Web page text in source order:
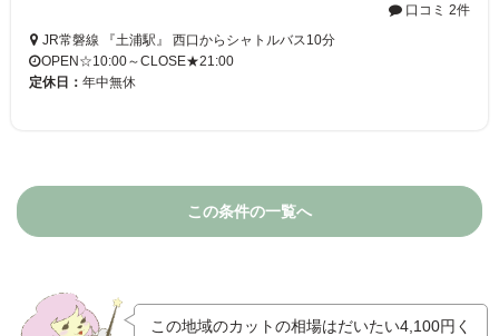
口コミ 2件
JR常磐線 『土浦駅』 西口からシャトルバス10分
OPEN☆10:00～CLOSE★21:00
定休日： 年中無休
この条件の一覧へ
この地域のカットの相場はだいたい4,100円 く